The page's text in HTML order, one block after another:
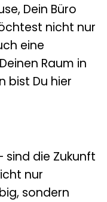
Dein Büro
nicht nur
eine
Raum in
bist Du hier
sind die Zukunft
nur
sondern